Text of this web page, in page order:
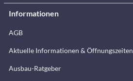
Informationen
AGB
Aktuelle Informationen & Öffnungszeiten
Ausbau-Ratgeber